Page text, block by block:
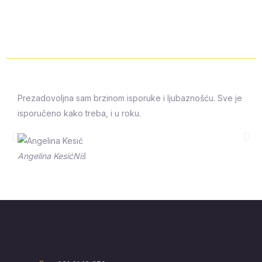
Prezadovoljna sam brzinom isporuke i ljubaznošću. Sve je
isporučeno kako treba, i u roku.
Angelina KesićNiš
Prethodna